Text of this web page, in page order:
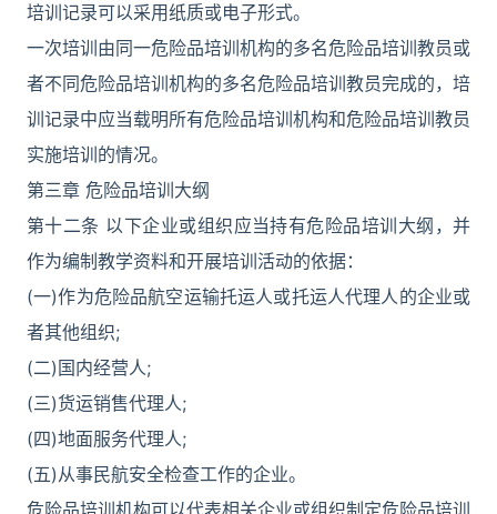
培训记录可以采用纸质或电子形式。
一次培训由同一危险品培训机构的多名危险品培训教员或
者不同危险品培训机构的多名危险品培训教员完成的，培
训记录中应当载明所有危险品培训机构和危险品培训教员
实施培训的情况。
第三章 危险品培训大纲
第十二条 以下企业或组织应当持有危险品培训大纲，并
作为编制教学资料和开展培训活动的依据：
(一)作为危险品航空运输托运人或托运人代理人的企业或
者其他组织;
(二)国内经营人;
(三)货运销售代理人;
(四)地面服务代理人;
(五)从事民航安全检查工作的企业。
危险品培训机构可以代表相关企业或组织制定危险品培训